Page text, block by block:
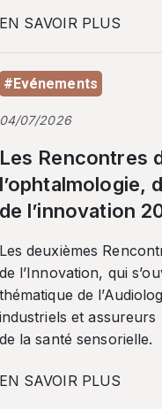
EN SAVOIR PLUS
#Evénements
04/07/2026
Les Rencontres
l’ophtalmologie,
de l’innovation
Les deuxièmes
de l’Innovation, qui
thématique de
industriels et assureurs
de la santé sensorielle.
EN SAVOIR PLUS